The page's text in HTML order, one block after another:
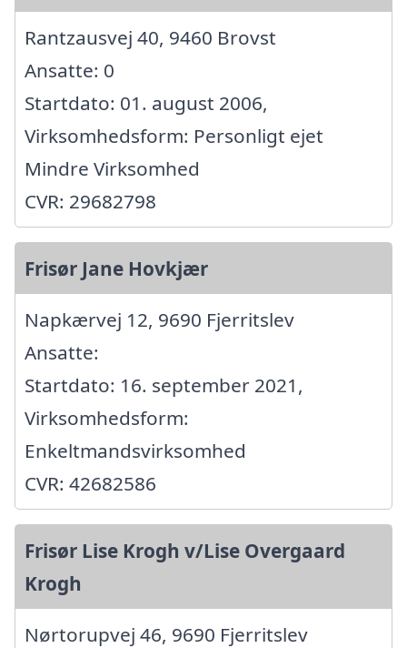
Rantzausvej 40, 9460 Brovst
Ansatte: 0
Startdato: 01. august 2006,
Virksomhedsform: Personligt ejet
Mindre Virksomhed
CVR: 29682798
Frisør Jane Hovkjær
Napkærvej 12, 9690 Fjerritslev
Ansatte:
Startdato: 16. september 2021,
Virksomhedsform:
Enkeltmandsvirksomhed
CVR: 42682586
Frisør Lise Krogh v/Lise Overgaard
Krogh
Nørtorupvej 46, 9690 Fjerritslev